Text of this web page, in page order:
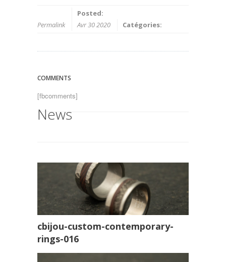
Permalink
Posted:
Avr 30 2020
Catégories:
COMMENTS
[fbcomments]
News
cbijou-custom-contemporary-
rings-016